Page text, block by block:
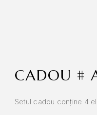
CADOU #
Setul cadou conține 4